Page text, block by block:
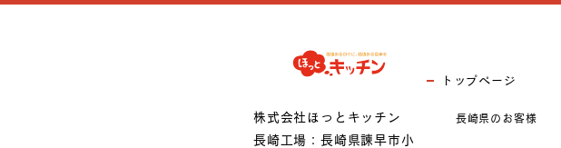
株式会社ほっとキッチン
長崎工場：長崎県諫早市小
トップページ
長崎県のお客様